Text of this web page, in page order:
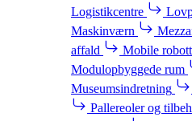
Logistikcentre
Maskinværn
affald
Mobile
Modulopbyggede rum
Museumsindretning
Pallereoler og